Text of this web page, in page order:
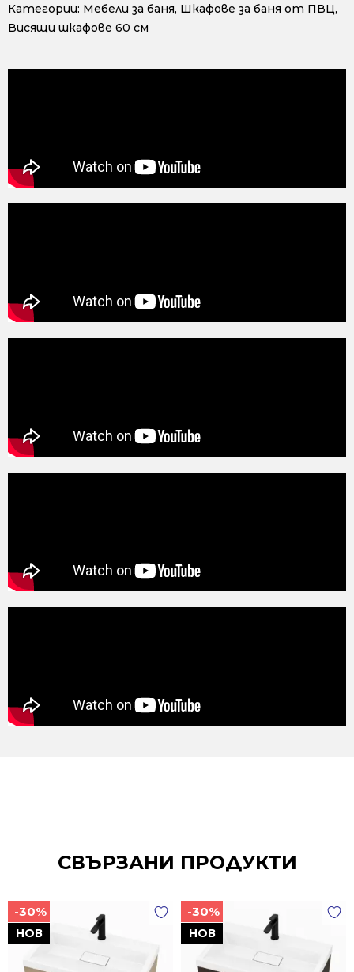
Категории: Мебели за баня, Шкафове за баня от ПВЦ,
Висящи шкафове 60 см
СВЪРЗАНИ ПРОДУКТИ
НОВ
-30%
НОВ
-30%